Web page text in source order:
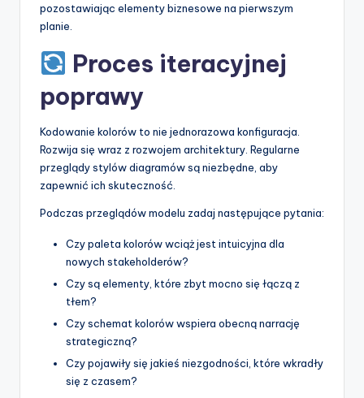
pozostawiając elementy biznesowe na pierwszym
planie.
Proces iteracyjnej
poprawy
Kodowanie kolorów to nie jednorazowa konfiguracja.
Rozwija się wraz z rozwojem architektury. Regularne
przeglądy stylów diagramów są niezbędne, aby
zapewnić ich skuteczność.
Podczas przeglądów modelu zadaj następujące pytania:
Czy paleta kolorów wciąż jest intuicyjna dla
nowych stakeholderów?
Czy są elementy, które zbyt mocno się łączą z
tłem?
Czy schemat kolorów wspiera obecną narrację
strategiczną?
Czy pojawiły się jakieś niezgodności, które wkradły
się z czasem?